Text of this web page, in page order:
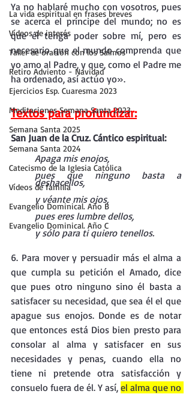
La vida espiritual en frases breves
Vídeos de interés
Taller de oración con los Salmos
Retiro Adviento - Navidad
Ejercicios Esp. Cuaresma 2023
Meditaciones Semana Santa 2023
Semana Santa 2025
Semana Santa 2024
Catecismo de la Iglesia Católica
Vídeos de familia
Evangelio Dominical. Año B
Evangelio Dominical. Año C
Ya no hablaré mucho con vosotros, pues
se acerca el príncipe del mundo; no es
que él tenga poder sobre mí, pero es
necesario que el mundo comprenda que
yo amo al Padre, y que, como el Padre me
ha ordenado, así actúo yo».
Textos para profundizar:
San Juan de la Cruz. Cántico espiritual:
Apaga mis enojos,
pues que ninguno basta a
deshacellos,
y véante mis ojos,
pues eres lumbre dellos,
y sólo para ti quiero tenellos.
6. Para mover y persuadir más el alma a
que cumpla su petición el Amado, dice
que pues otro ninguno sino él basta a
satisfacer su necesidad, que sea él el que
apague sus enojos. Donde es de notar
que entonces está Dios bien presto para
consolar al alma y satisfacer en sus
necesidades y penas, cuando ella no
tiene ni pretende otra satisfacción y
consuelo fuera de él. Y así, el alma que no